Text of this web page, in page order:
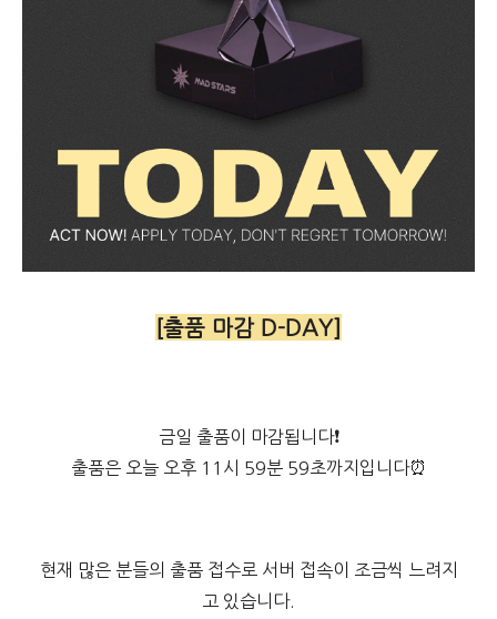
[출품 마감 D-DAY]
금일 출품이 마감됩니다❗
출품은 오늘 오후 11시 59분 59초까지입니다⏰
현재 많은 분들의 출품 접수로 서버 접속이 조금씩 느려지
고 있습니다.